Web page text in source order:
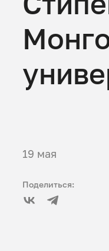
19 мая
Поделиться: